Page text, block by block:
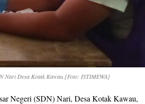
Nari Desa Kotak Kawau [Foto: ISTIMEWA]
Negeri (SDN) Nari, Desa Kotak Kawau,